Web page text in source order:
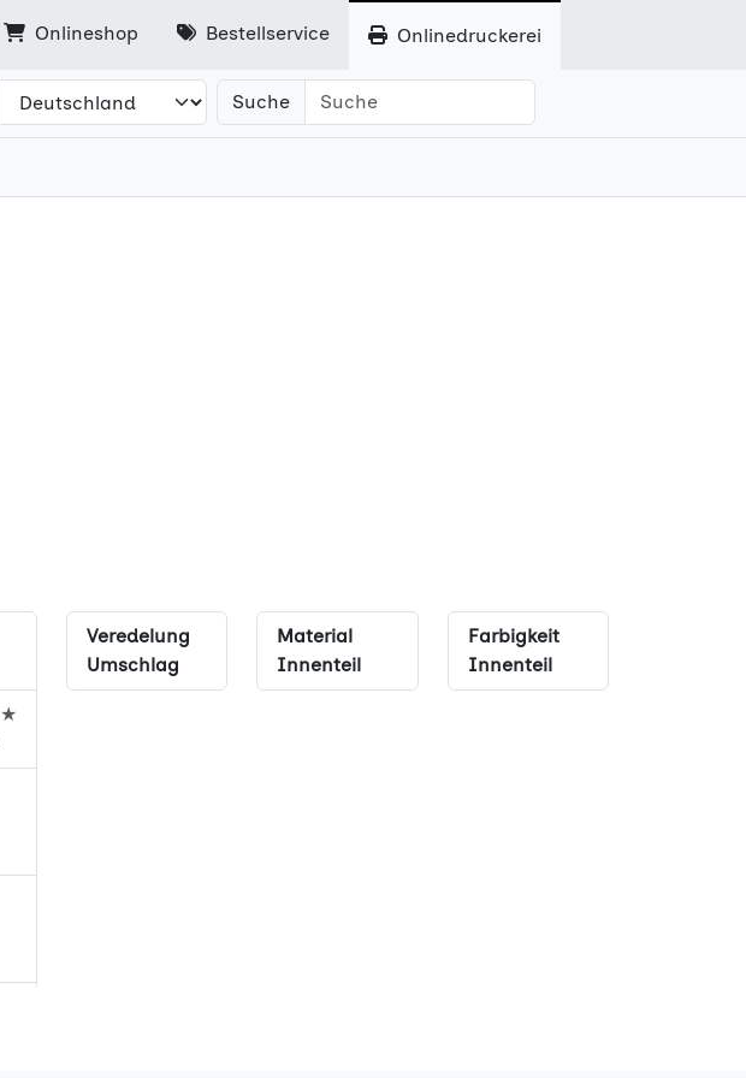
Onlineshop Bestellservice Onlinedruckerei
Suche
★
Veredelung
Umschlag
Material
Innenteil
Farbigkeit
Innenteil